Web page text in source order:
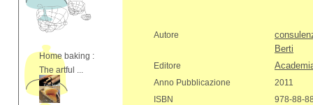
Home baking :
The artful ...
Autore
Berti
Editore
Anno Pubblicazione
2011
ISBN
978-88-